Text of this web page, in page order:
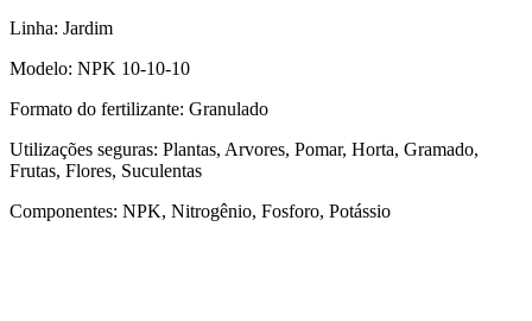
Linha: Jardim
Modelo: NPK 10-10-10
Formato do fertilizante: Granulado
Utilizações seguras: Plantas, Arvores, Pomar, Horta, Gramado,
Frutas, Flores, Suculentas
Componentes: NPK, Nitrogênio, Fosforo, Potássio